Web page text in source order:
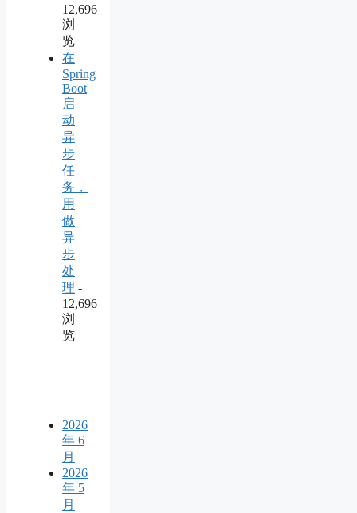
12,696
浏
览
在
Spring
Boot
启
动
异
步
任
务，
用
做
异
步
处
理 -
12,696
浏
览
2026
年 6
月
2026
年 5
月